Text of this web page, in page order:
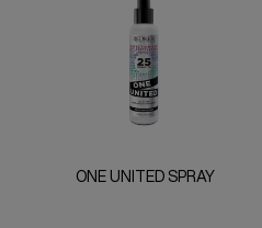
ONE UNITED SPRAY